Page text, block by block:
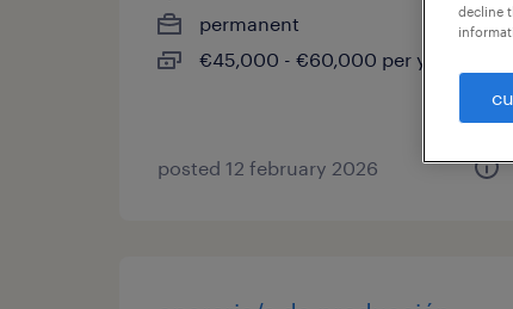
permanent
€45,000 - €60,000 per year
posted 12 february 2026
decline